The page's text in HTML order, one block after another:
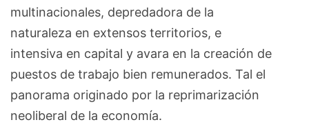
multinacionales, depredadora de la
naturaleza en extensos territorios, e
intensiva en capital y avara en la creación de
puestos de trabajo bien remunerados. Tal el
panorama originado por la reprimarización
neoliberal de la economía.